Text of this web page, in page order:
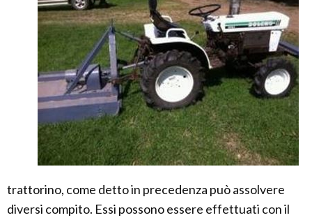
trattorino, come detto in precedenza può assolvere
diversi compito. Essi possono essere effettuati con il